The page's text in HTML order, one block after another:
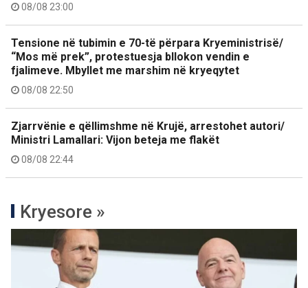
08/08 23:00
Tensione në tubimin e 70-të përpara Kryeministrisë/
“Mos më prek”, protestuesja bllokon vendin e
fjalimeve. Mbyllet me marshim në kryeqytet
08/08 22:50
Zjarrvënie e qëllimshme në Krujë, arrestohet autori/
Ministri Lamallari: Vijon beteja me flakët
08/08 22:44
Kryesore »